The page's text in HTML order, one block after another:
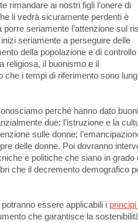
rimandare ai nostri figli l’onere di
li vedrà sicuramente perdenti è
seriamente l’attenzione sul
seriamente a perseguire delle
della popolazione e di controllo
religiosa, il buonismo e il
che i tempi di riferimento sono
perché hanno dato
due: l’istruzione e la
sulle donne;
delle donne. Poi dovranno
e politiche che siano in grado
che il decremento demografico
essere applicabili i
che garantisce la